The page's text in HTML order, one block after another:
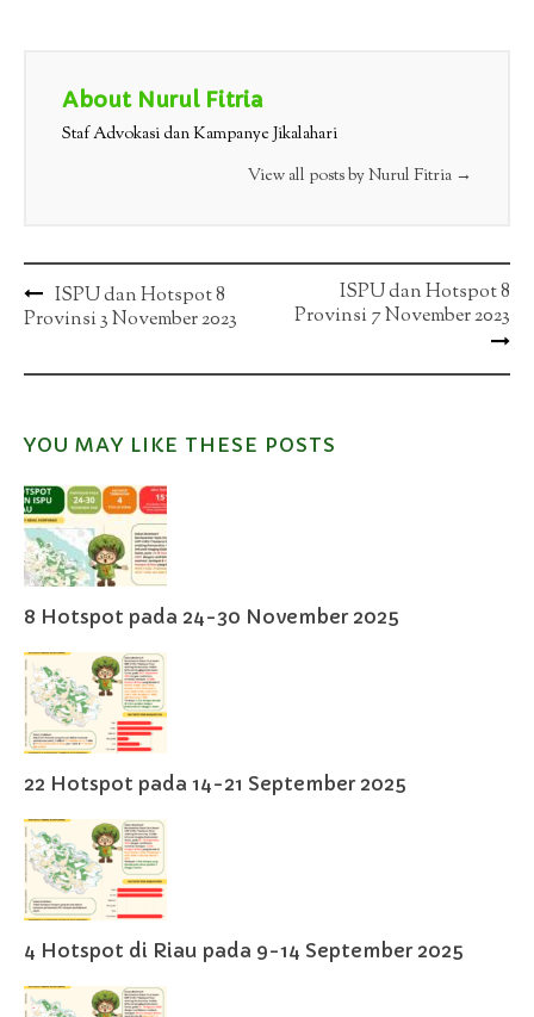
About Nurul Fitria
Staf Advokasi dan Kampanye Jikalahari
View all posts by Nurul Fitria →
Post
navigation
ISPU dan Hotspot 8
Provinsi 3 November 2023
ISPU dan Hotspot 8
Provinsi 7 November 2023
YOU MAY LIKE THESE POSTS
8 Hotspot pada 24-30 November 2025
22 Hotspot pada 14-21 September 2025
4 Hotspot di Riau pada 9-14 September 2025